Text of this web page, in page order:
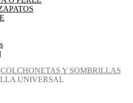
Y SOMBRILLAS
UNIVERSAL